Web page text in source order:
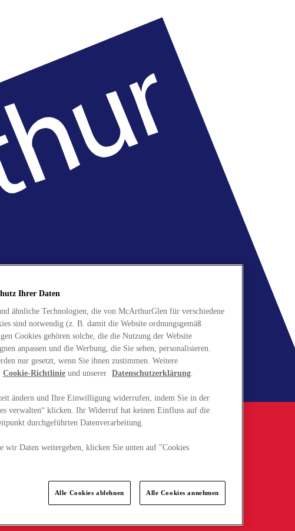
Ihrer Daten
ähnliche Technologien, die von McArthurGlen für verschiedene
sind notwendig (z. B. damit die Website ordnungsgemäß
Cookies gehören solche, die die Nutzung der Website
anpassen und die Werbung, die Sie sehen, personalisieren.
nur gesetzt, wenn Sie ihnen zustimmen. Weitere
Cookie-Richtlinie und unserer Datenschutzerklärung.
ändern und Ihre Einwilligung widerrufen, indem Sie in der
verwalten“ klicken. Ihr Widerruf hat keinen Einfluss auf die
durchgeführten Datenverarbeitung.
wir Daten weitergeben, klicken Sie unten auf "Cookies
Alle Cookies ablehnen Alle Cookies annehmen